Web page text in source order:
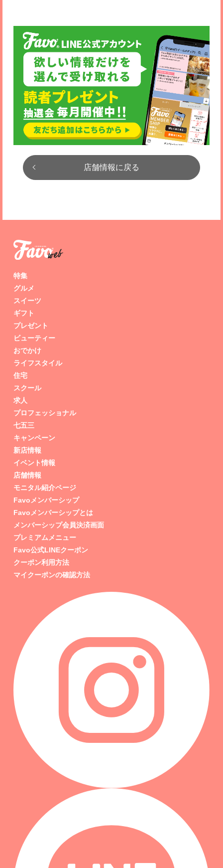
店舗情報に戻る
特集
グルメ
スイーツ
ギフト
プレゼント
ビューティー
おでかけ
ライフスタイル
住宅
スクール
求人
プロフェッショナル
七五三
キャンペーン
新店情報
イベント情報
店舗情報
モニタル紹介ページ
Favoメンバーシップ
Favoメンバーシップとは
メンバーシップ会員決済画面
プレミアムメニュー
Favo公式LINEクーポン
クーポン利用方法
マイクーポンの確認方法